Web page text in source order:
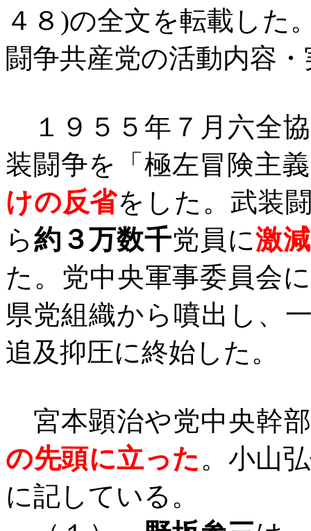
４８ )の全文を転載した
闘争共産党の活動内容
１９５５年７月六全
装闘争を「極左冒険主
けの反省をした。武装
ら約３万数千党員に激減
た。党中央軍事委員会
県党組織から噴出し、
追及抑圧に終始した。
宮本顕治や党中央幹
の先頭に立った 。小山
に記している。